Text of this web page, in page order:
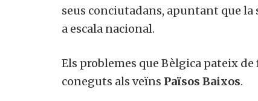
seus conciutadans, apuntant que
a escala nacional.
Els problemes que Bèlgica pateix
coneguts als veïns Països Baixos.